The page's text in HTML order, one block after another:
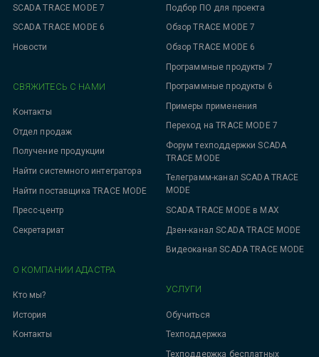
SCADA TRACE MODE 7
SCADA TRACE MODE 6
Новости
Подбор ПО для проекта
Обзор TRACE MODE 7
Обзор TRACE MODE 6
Программные продукты 7
Программные продукты 6
Примеры применения
Переход на TRACE MODE 7
Форум техподдержки SCADA
TRACE MODE
Телеграмм-канал SCADA TRACE
MODE
SCADA TRACE MODE в MAX
Дзен-канал SCADA TRACE MODE
Видеоканал SCADA TRACE MODE
УСЛУГИ
Обучиться
Техподдержка
Техподдержка бесплатных
СВЯЖИТЕСЬ С НАМИ
Контакты
Отдел продаж
Получение продукции
Найти системного интегратора
Найти поставщика TRACE MODE
Пресс-центр
Секретариат
О КОМПАНИИ АДАСТРА
Кто мы?
История
Контакты